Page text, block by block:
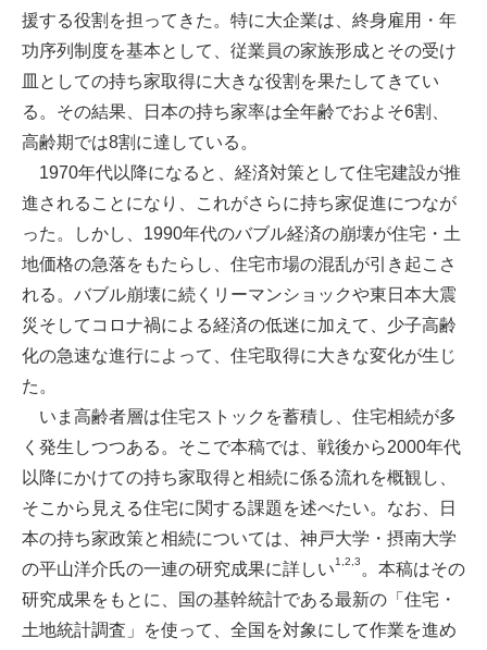
援する役割を担ってきた。特に大企業は、終身雇用・年
功序列制度を基本として、従業員の家族形成とその受け
皿としての持ち家取得に大きな役割を果たしてきてい
る。その結果、日本の持ち家率は全年齢でおよそ6割、
高齢期では8割に達している。
1970年代以降になると、経済対策として住宅建設が推
進されることになり、これがさらに持ち家促進につなが
った。しかし、1990年代のバブル経済の崩壊が住宅・土
地価格の急落をもたらし、住宅市場の混乱が引き起こさ
れる。バブル崩壊に続くリーマンショックや東日本大震
災そしてコロナ禍による経済の低迷に加えて、少子高齢
化の急速な進行によって、住宅取得に大きな変化が生じ
た。
いま高齢者層は住宅ストックを蓄積し、住宅相続が多
く発生しつつある。そこで本稿では、戦後から2000年代
以降にかけての持ち家取得と相続に係る流れを概観し、
そこから見える住宅に関する課題を述べたい。なお、日
本の持ち家政策と相続については、神戸大学・摂南大学
の平山洋介氏の一連の研究成果に詳しい1,2,3 。本稿はその
研究成果をもとに、国の基幹統計である最新の「住宅・
土地統計調査」を使って、全国を対象にして作業を進め